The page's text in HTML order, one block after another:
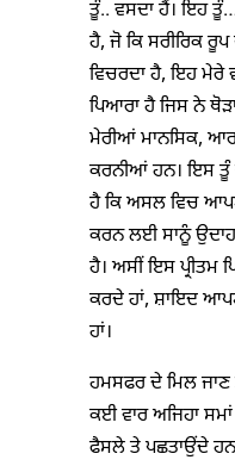
ਤੂੰ.. ਵਸਦਾ ਹੈਂ। ਇਹ
ਹੈ, ਜੋ ਕਿ ਸਰੀਰਿਕ
ਵਿਚਰਦਾ ਹੈ, ਇਹ ਮੇਰੇ
ਪਿਆਰਾ ਹੈ ਜਿਸ ਨੇ
ਮੇਰੀਆਂ ਮਾਨਸਿਕ,
ਕਰਨੀਆਂ ਹਨ। ਇਸ ਤੂੰ
ਹੈ ਕਿ ਅਸਲ ਵਿਚ
ਕਰਨ ਲਈ ਸਾਨੂੰ
ਹੈ। ਅਸੀਂ ਇਸ ਪ੍ਰੀਤਮ
ਕਰਦੇ ਹਾਂ, ਸ਼ਾਇਦ
ਹਾਂ।
ਹਮਸਫਰ ਦੇ ਮਿਲ
ਕਈ ਵਾਰ ਅਜਿਹਾ
ਫੈਸਲੇ ਤੇ ਪਛਤਾਉਂਦੇ